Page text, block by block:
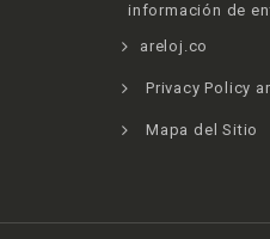
información de
areloj.co
Privacy Policy
Mapa del Sitio